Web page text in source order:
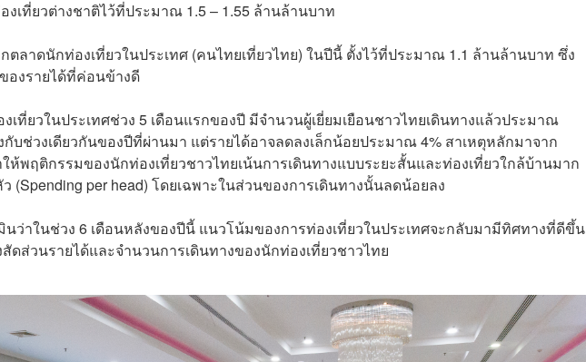
เที่ยวต่างชาติไว้ที่ประมาณ 1.5 – 1.55 ล้านล้านบาท
ตลาดนักท่องเที่ยวในประเทศ (คนไทยเที่ยวไทย) ในปีนี้ ตั้งไว้ที่ประมาณ 1.1 ล้านล้านบาท ซึ่ง
องรายได้ที่ค่อนข้างดี
ที่ยวในประเทศช่วง 5 เดือนแรกของปี มีจำนวนผู้เยี่ยมเยือนชาวไทยเดินทางแล้วประมาณ
กับช่วงเดียวกันของปีที่ผ่านมา แต่รายได้อาจลดลงเล็กน้อยประมาณ 4% สาเหตุหลักมาจาก
พฤติกรรมของนักท่องเที่ยวชาวไทยเน้นการเดินทางแบบระยะสั้นและท่องเที่ยวใกล้บ้านมาก
(Spending per head) โดยเฉพาะในส่วนของการเดินทางนั้นลดน้อยลง
นว่าในช่วง 6 เดือนหลังของปีนี้ แนวโน้มของการท่องเที่ยวในประเทศจะกลับมามีทิศทางที่ดีขึ้น
ดส่วนรายได้และจำนวนการเดินทางของนักท่องเที่ยวชาวไทย